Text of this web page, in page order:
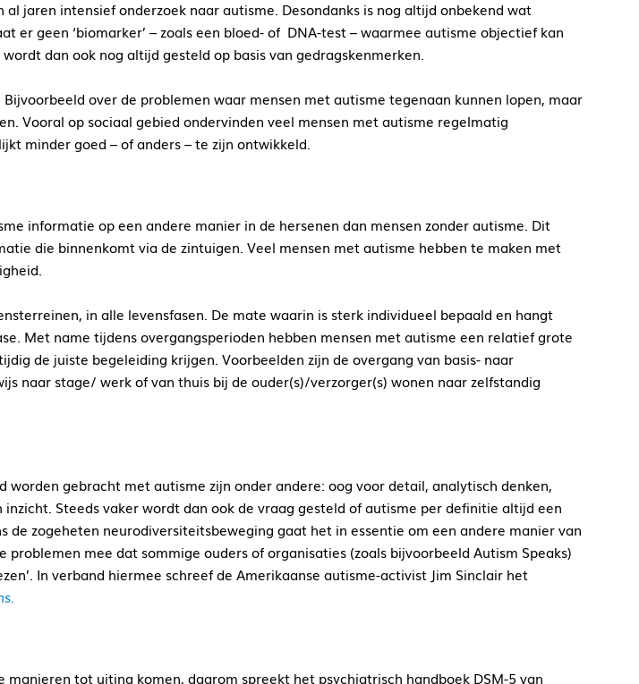
jaren intensief onderzoek naar autisme. Desondanks is nog altijd onbekend wat
er geen ‘biomarker’ – zoals een bloed- of DNA-test – waarmee autisme objectief kan
dan ook nog altijd gesteld op basis van gedragskenmerken.
Bijvoorbeeld over de problemen waar mensen met autisme tegenaan kunnen lopen, maar
Vooral op sociaal gebied ondervinden veel mensen met autisme regelmatig
minder goed – of anders – te zijn ontwikkeld.
informatie op een andere manier in de hersenen dan mensen zonder autisme. Dit
die binnenkomt via de zintuigen. Veel mensen met autisme hebben te maken met
in alle levensfasen. De mate waarin is sterk individueel bepaald en hangt
Met name tijdens overgangsperioden hebben mensen met autisme een relatief grote
de juiste begeleiding krijgen. Voorbeelden zijn de overgang van basis- naar
naar stage/ werk of van thuis bij de ouder(s)/verzorger(s) wonen naar zelfstandig
worden gebracht met autisme zijn onder andere: oog voor detail, analytisch denken,
Steeds vaker wordt dan ook de vraag gesteld of autisme per definitie altijd een
de zogeheten neurodiversiteitsbeweging gaat het in essentie om een andere manier van
problemen mee dat sommige ouders of organisaties (zoals bijvoorbeeld Autism Speaks)
In verband hiermee schreef de Amerikaanse autisme-activist Jim Sinclair het
.
manieren tot uiting komen, daarom spreekt het psychiatrisch handboek DSM-5 van